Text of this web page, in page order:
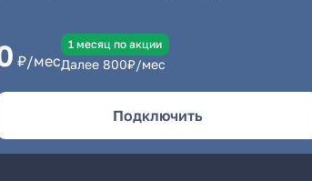
₽/мес
1 месяц по акции
Далее 800₽/мес
Подключить